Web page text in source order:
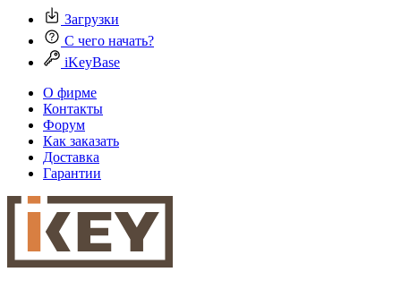
Загрузки
С чего начать?
iKeyBase
О фирме
Контакты
Форум
Как заказать
Доставка
Гарантии